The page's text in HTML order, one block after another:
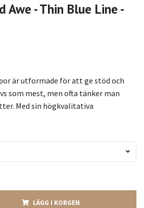
Awe - Thin Blue Line -
är utformade för att ge stöd och
som mest, men ofta tänker man
Med sin högkvalitativa
LÄGG I KORGEN